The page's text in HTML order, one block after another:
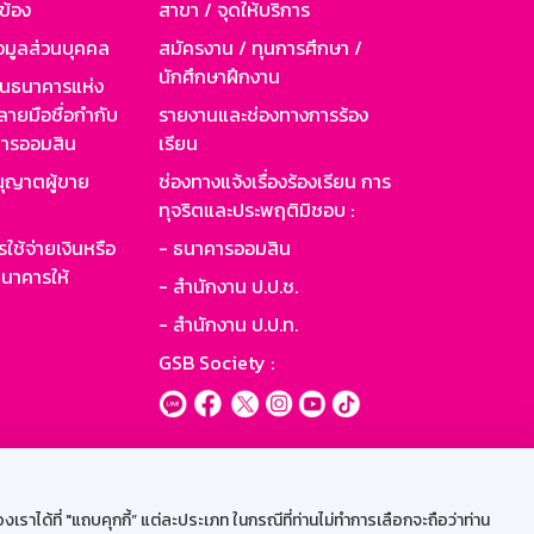
ได้ที่ "แถบคุกกี้” แต่ละประเภท ในกรณีที่ท่านไม่ทำการเลือกจะถือว่าท่าน
อง
มูลส่วนบุคคล
นาคารแห่ง
ายมือชื่อกำกับ
รออมสิน
ญาตผู้ขาย
ช้จ่ายเงินหรือ
คารให้
สาขา / จุดให้บริการ
สมัครงาน / ทุนการศึกษา /
นักศึกษาฝึกงาน
รายงานและช่องทางการร้อง
เรียน
ช่องทางแจ้งเรื่องร้องเรียน การ
ทุจริตและประพฤติมิชอบ :
- ธนาคารออมสิน
- สำนักงาน ป.ป.ช.
- สำนักงาน ป.ป.ท.
GSB Society :